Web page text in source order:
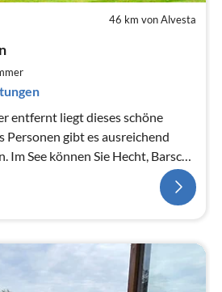
46 km von Alvesta
entfernt liegt dieses schöne
Personen gibt es ausreichend
See können Sie Hecht, Barsch